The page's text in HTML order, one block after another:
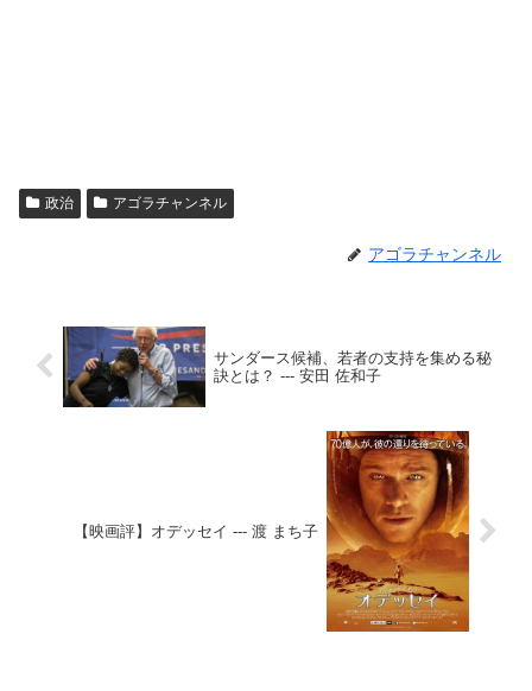
政治 アゴラチャンネル
アゴラチャンネル
サンダース候補、若者の支持を集める秘
訣とは？ --- 安田 佐和子
【映画評】オデッセイ --- 渡 まち子